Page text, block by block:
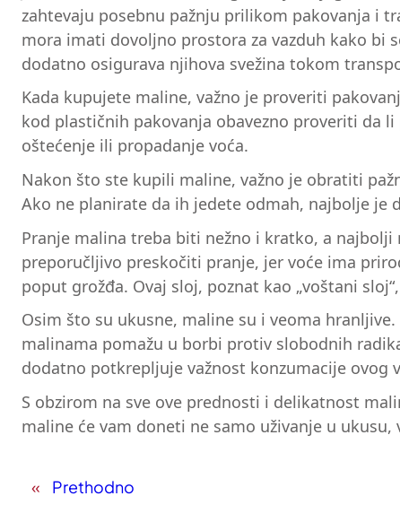
zahtevaju posebnu pažnju prilikom pakovanja i
mora imati dovoljno prostora za vazduh kako bi
dodatno osigurava njihova svežina tokom
Kada kupujete maline, važno je proveriti
kod plastičnih pakovanja obavezno proveriti da
oštećenje ili propadanje voća.
Nakon što ste kupili maline, važno je obratiti
Ako ne planirate da ih jedete odmah, najbolje je
Pranje malina treba biti nežno i kratko, a
preporučljivo preskočiti pranje, jer voće ima
poput grožđa. Ovaj sloj, poznat kao „voštani
Osim što su ukusne, maline su i veoma
malinama pomažu u borbi protiv slobodnih
dodatno potkrepljuje važnost konzumacije ovog
S obzirom na sve ove prednosti i delikatnost
maline će vam doneti ne samo uživanje u
« Prethodno